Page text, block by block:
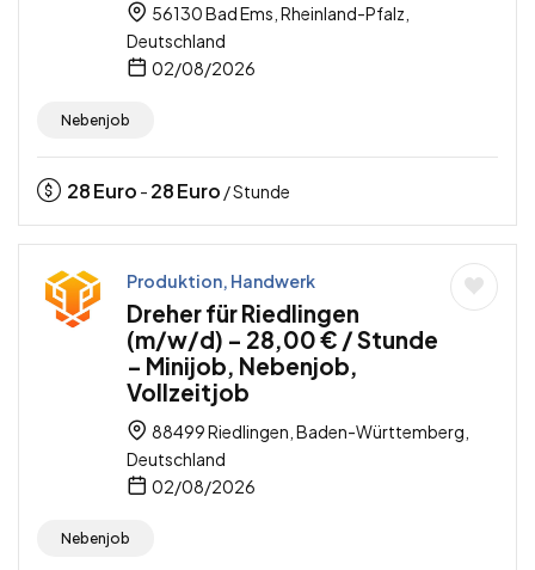
56130 Bad Ems, Rheinland-Pfalz,
Deutschland
02/08/2026
Nebenjob
28Euro - 28Euro / Stunde
Produktion, Handwerk
Dreher für Riedlingen
(m/w/d) – 28,00 € / Stunde
– Minijob, Nebenjob,
Vollzeitjob
88499 Riedlingen, Baden-Württemberg,
Deutschland
02/08/2026
Nebenjob